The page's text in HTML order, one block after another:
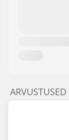
ARVUSTUSED